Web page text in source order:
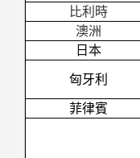
比利時
澳洲
日本
匈牙利
菲律賓